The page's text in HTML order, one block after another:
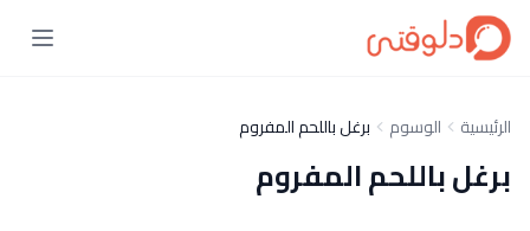
الرئيسية الوسوم برغل باللحم المفروم
برغل باللحم المفروم